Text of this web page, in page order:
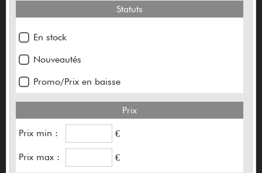
Acoufun
Adam hall
Adamas
Statuts
En stock
Nouveautés
Promo/Prix en baisse
Prix
Prix min : €
Prix max : €